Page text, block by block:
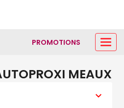
PROMOTIONS
MEAUX